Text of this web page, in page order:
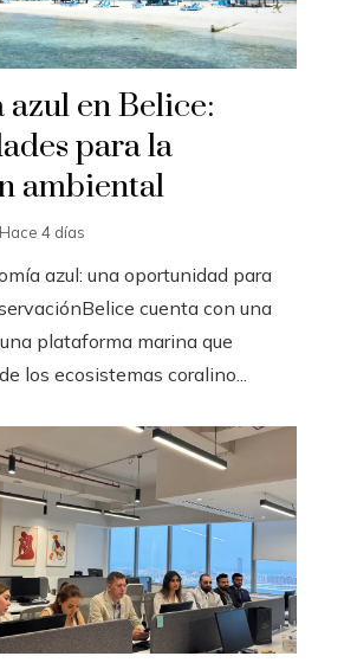
en Belice:
para la
ambiental
Hace 4 días
azul: una oportunidad para
cuenta con una
plataforma marina que
los ecosistemas coralino...